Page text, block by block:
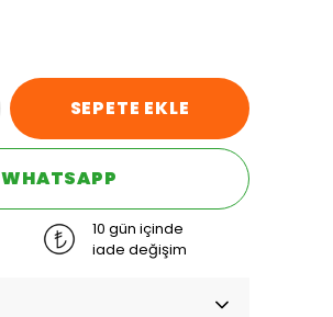
SEPETE EKLE
WHATSAPP
10 gün içinde
iade değişim